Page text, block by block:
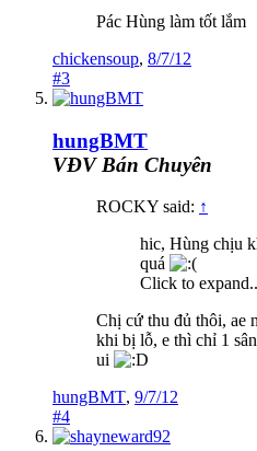
Pác Hùng làm tốt lắm
chickensoup, 8/7/12
#3
hungBMT
VĐV Bán Chuyên
ROCKY said: ↑
hic, Hùng chịu
quá
Click to
Chị cứ thu đủ thôi, ae
khi bị lỗ, e thì chỉ 1
ui
hungBMT, 9/7/12
#4